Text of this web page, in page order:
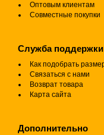
Оптовым клиентам
Совместные покупки
Служба поддержки
Как подобрать
Связаться с нами
Возврат товара
Карта сайта
Дополнительно